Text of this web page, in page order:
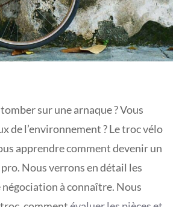
sur une arnaque ? Vous
de l’environnement ? Le troc vélo
apprendre comment devenir un
Nous verrons en détail les
à connaître. Nous